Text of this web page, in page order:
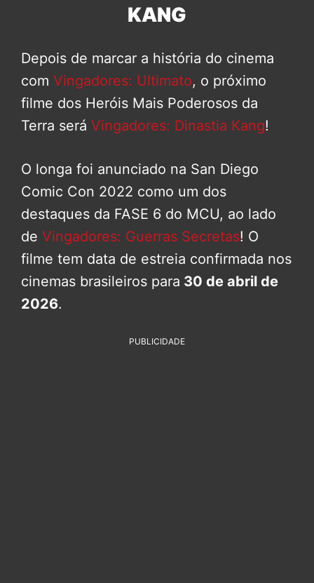
KANG
Depois de marcar a história do cinema
com Vingadores: Ultimato, o próximo
filme dos Heróis Mais Poderosos da
Terra será Vingadores: Dinastia Kang!
O longa foi anunciado na San Diego
Comic Con 2022 como um dos
destaques da FASE 6 do MCU, ao lado
de Vingadores: Guerras Secretas! O
filme tem data de estreia confirmada nos
cinemas brasileiros para 30 de abril de
2026.
PUBLICIDADE